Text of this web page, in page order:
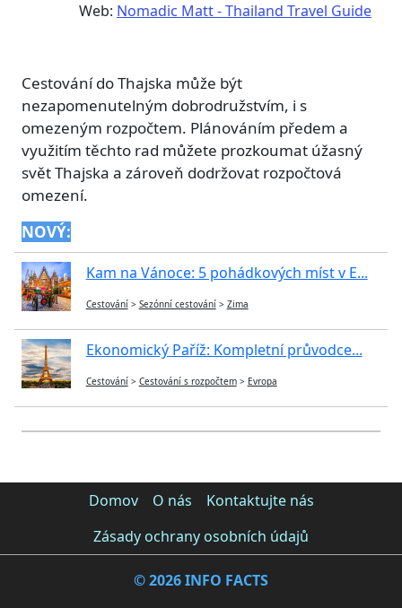
Web: Nomadic Matt - Thailand Travel Guide​
Cestování do Thajska může být
nezapomenutelným dobrodružstvím, i s
omezeným rozpočtem. Plánováním předem a
využitím těchto rad můžete prozkoumat úžasný
svět Thajska a zároveň dodržovat rozpočtová
omezení.
NOVÝ:
Kam na Vánoce: 5 pohádkových míst v E...
Cestování > Sezónní cestování > Zima
Ekonomický Paříž: Kompletní průvodce...
Cestování > Cestování s rozpočtem > Evropa
Domov O nás
Kontaktujte nás
Zásady ochrany osobních údajů
© 2026 INFO FACTS